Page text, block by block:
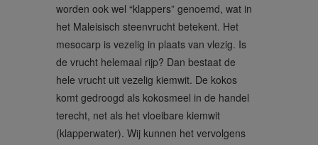
worden ook wel “klappers” genoemd, wat in
het Maleisisch steenvrucht betekent. Het
mesocarp is vezelig in plaats van vlezig. Is
de vrucht helemaal rijp? Dan bestaat de
hele vrucht uit vezelig kiemwit. De kokos
komt gedroogd als kokosmeel in de handel
terecht, net als het vloeibare kiemwit
(klapperwater). Wij kunnen het vervolgens